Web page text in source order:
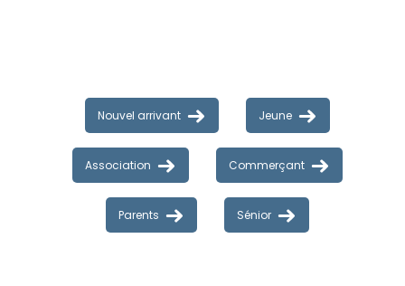
Nouvel arrivant Jeune
Association Commerçant
Parents Sénior